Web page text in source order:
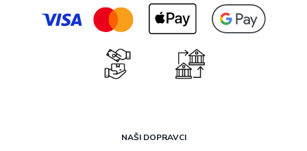
NAŠI DOPRAVCI